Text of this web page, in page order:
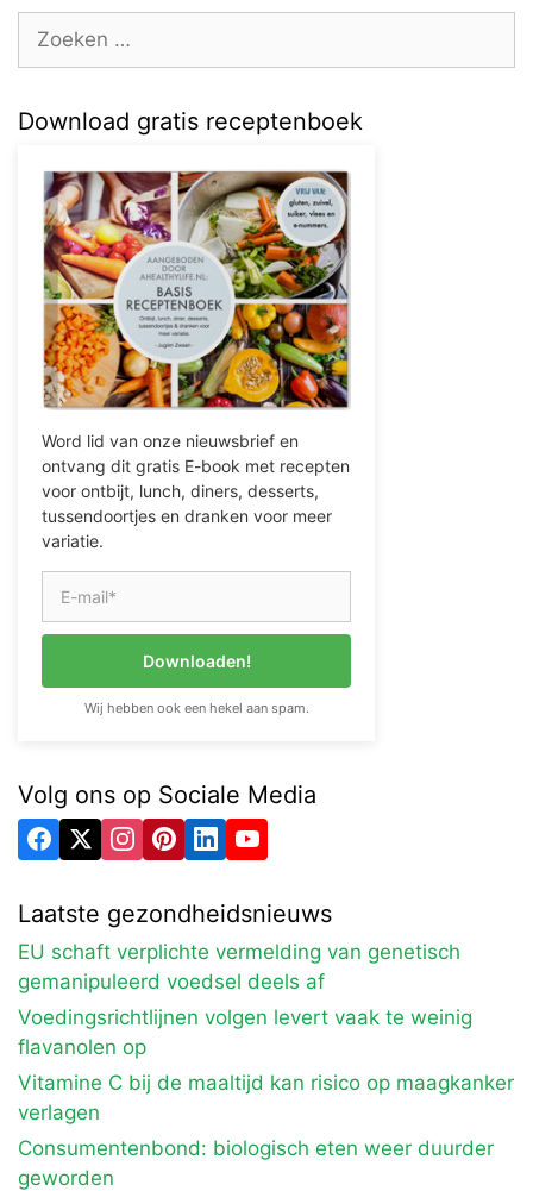
Zoek
Download gratis receptenboek
Word lid van onze nieuwsbrief en
ontvang dit gratis E-book met recepten
voor ontbijt, lunch, diners, desserts,
tussendoortjes en dranken voor meer
variatie.
Downloaden!
Wij hebben ook een hekel aan spam.
Volg ons op Sociale Media
Laatste gezondheidsnieuws
EU schaft verplichte vermelding van genetisch
gemanipuleerd voedsel deels af
Voedingsrichtlijnen volgen levert vaak te weinig
flavanolen op
Vitamine C bij de maaltijd kan risico op maagkanker
verlagen
Consumentenbond: biologisch eten weer duurder
geworden